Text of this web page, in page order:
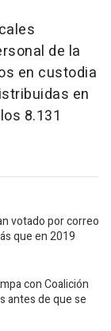
de la
en custodia
en
8.131
votado por correo
que en 2019
con Coalición
antes de que se